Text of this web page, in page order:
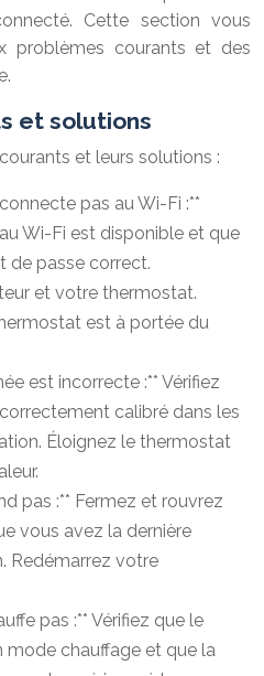
Cette section vous
problèmes courants et des
et solutions
et leurs solutions :
pas au Wi-Fi :**
Wi-Fi est disponible et que
de passe correct.
et votre thermostat.
est à portée du
est incorrecte :** Vérifiez
calibré dans les
Éloignez le thermostat
pas :** Fermez et rouvrez
vous avez la dernière
Redémarrez votre
pas :** Vérifiez que le
chauffage et que la